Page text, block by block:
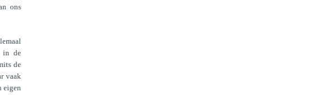
ons
in de
de
vaak
eigen